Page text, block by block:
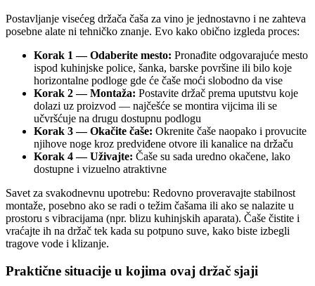
Postavljanje visećeg držača čaša za vino je jednostavno i ne zahteva
posebne alate ni tehničko znanje. Evo kako obično izgleda proces:
Korak 1 — Odaberite mesto: Pronađite odgovarajuće mesto
ispod kuhinjske police, šanka, barske površine ili bilo koje
horizontalne podloge gde će čaše moći slobodno da vise
Korak 2 — Montaža: Postavite držač prema uputstvu koje
dolazi uz proizvod — najčešće se montira vijcima ili se
učvršćuje na drugu dostupnu podlogu
Korak 3 — Okačite čaše: Okrenite čaše naopako i provucite
njihove noge kroz predviđene otvore ili kanalice na držaču
Korak 4 — Uživajte: Čaše su sada uredno okačene, lako
dostupne i vizuelno atraktivne
Savet za svakodnevnu upotrebu: Redovno proveravajte stabilnost
montaže, posebno ako se radi o težim čašama ili ako se nalazite u
prostoru s vibracijama (npr. blizu kuhinjskih aparata). Čaše čistite i
vraćajte ih na držač tek kada su potpuno suve, kako biste izbegli
tragove vode i klizanje.
Praktične situacije u kojima ovaj držač sjaji